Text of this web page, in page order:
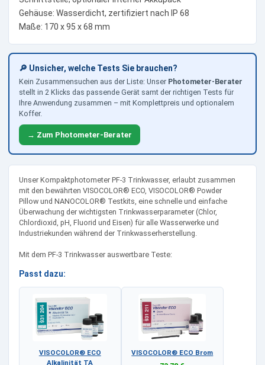
Gehäuse: Wasserdicht, zertifiziert nach IP 68
Maße: 170 x 95 x 68 mm
🔎 Unsicher, welche Tests Sie brauchen?
Kein Zusammensuchen aus der Liste: Unser Photometer-Berater
stellt in 2 Klicks das passende Gerät samt der richtigen Tests für
Ihre Anwendung zusammen – mit Komplettpreis und optionalem
Koffer.
→ Zum Photometer-Berater
Unser Kompaktphotometer PF-3 Trinkwasser, erlaubt zusammen
mit den bewährten VISOCOLOR® ECO, VISOCOLOR® Powder
Pillow und NANOCOLOR® Testkits, eine schnelle und einfache
Überwachung der wichtigsten Trinkwasserparameter (Chlor,
Chlordioxid, pH, Fluorid und Eisen) für alle Wasserwerke und
Industriekunden während der Trinkwasserherstellung.
Mit dem PF-3 Trinkwasser auswertbare Teste:
Passt dazu:
VISOCOLOR® ECO
Alkalinität TA
VISOCOLOR® ECO Brom